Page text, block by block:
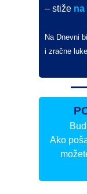
– stiže na
Na Dnevni
i zračne luke
Ako